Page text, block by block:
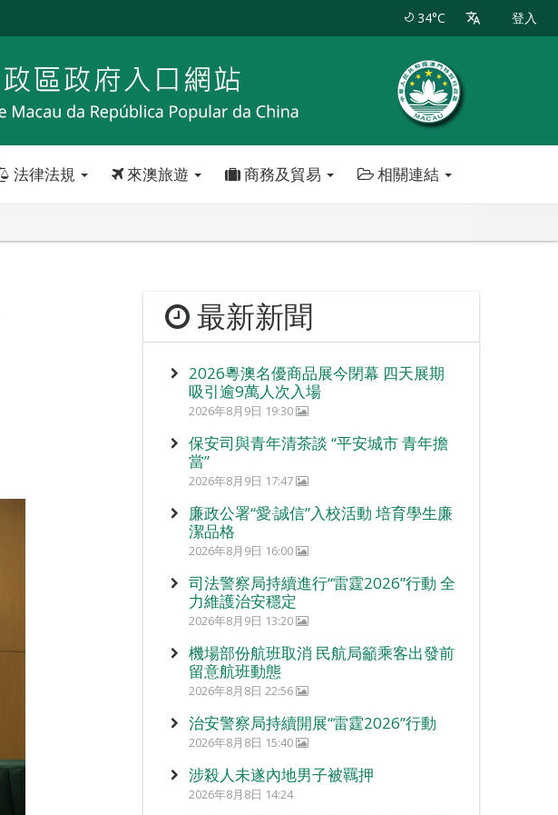
34°C 登入
法律法規 來澳旅遊 商務及貿易 相關連結
最新新聞
2026粵澳名優商品展今閉幕 四天展期
吸引逾9萬人次入場
2026年8月9日 19:30
保安司與青年清茶談 “平安城市 青年擔
當”
2026年8月9日 17:47
廉政公署“愛‧誠信”入校活動 培育學生廉
潔品格
2026年8月9日 16:00
司法警察局持續進行“雷霆2026”行動 全
力維護治安穩定
2026年8月9日 13:20
機場部份航班取消 民航局籲乘客出發前
留意航班動態
2026年8月8日 22:56
治安警察局持續開展“雷霆2026”行動
2026年8月8日 15:40
涉殺人未遂內地男子被羈押
2026年8月8日 14:24